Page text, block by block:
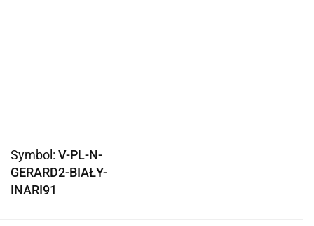
Symbol: V-PL-N-
GERARD2-BIAŁY-
INARI91